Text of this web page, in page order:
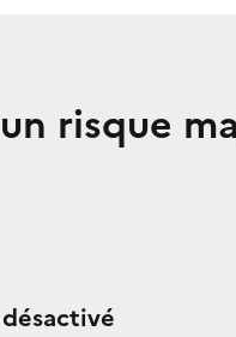
risque